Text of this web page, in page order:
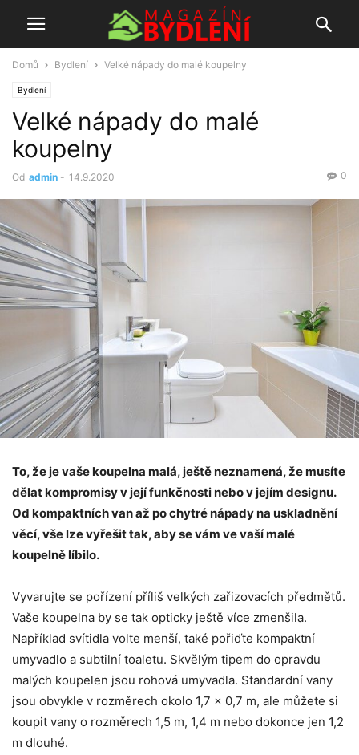
Domů Bydlení Velké nápady do malé koupelny
Bydlení
Velké nápady do malé
koupelny
Od admin - 14.9.2020 0
To, že je vaše koupelna malá, ještě neznamená, že musíte
dělat kompromisy v její funkčnosti nebo v jejím designu.
Od kompaktních van až po chytré nápady na uskladnění
věcí, vše lze vyřešit tak, aby se vám ve vaší malé
koupelně líbilo.
Vyvarujte se pořízení příliš velkých zařizovacích předmětů.
Vaše koupelna by se tak opticky ještě více zmenšila.
Například svítidla volte menší, také pořiďte kompaktní
umyvadlo a subtilní toaletu. Skvělým tipem do opravdu
malých koupelen jsou rohová umyvadla. Standardní vany
jsou obvykle v rozměrech okolo 1,7 x 0,7 m, ale můžete si
koupit vany o rozměrech 1,5 m, 1,4 m nebo dokonce jen 1,2
m dlouhé.